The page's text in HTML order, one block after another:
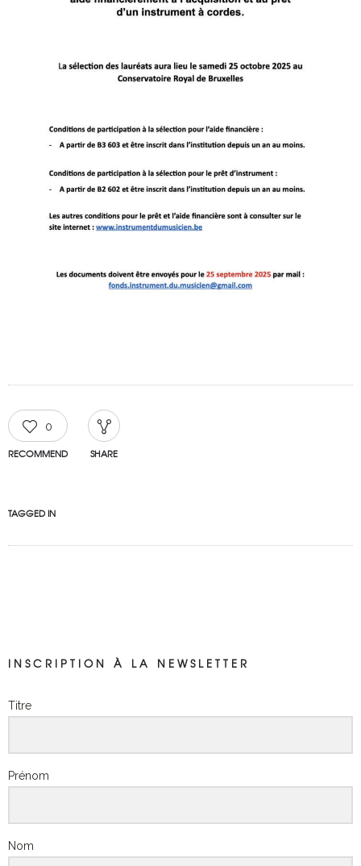
0
RECOMMEND SHARE
TAGGED IN
INSCRIPTION À LA NEWSLETTER
Titre
Prénom
Nom